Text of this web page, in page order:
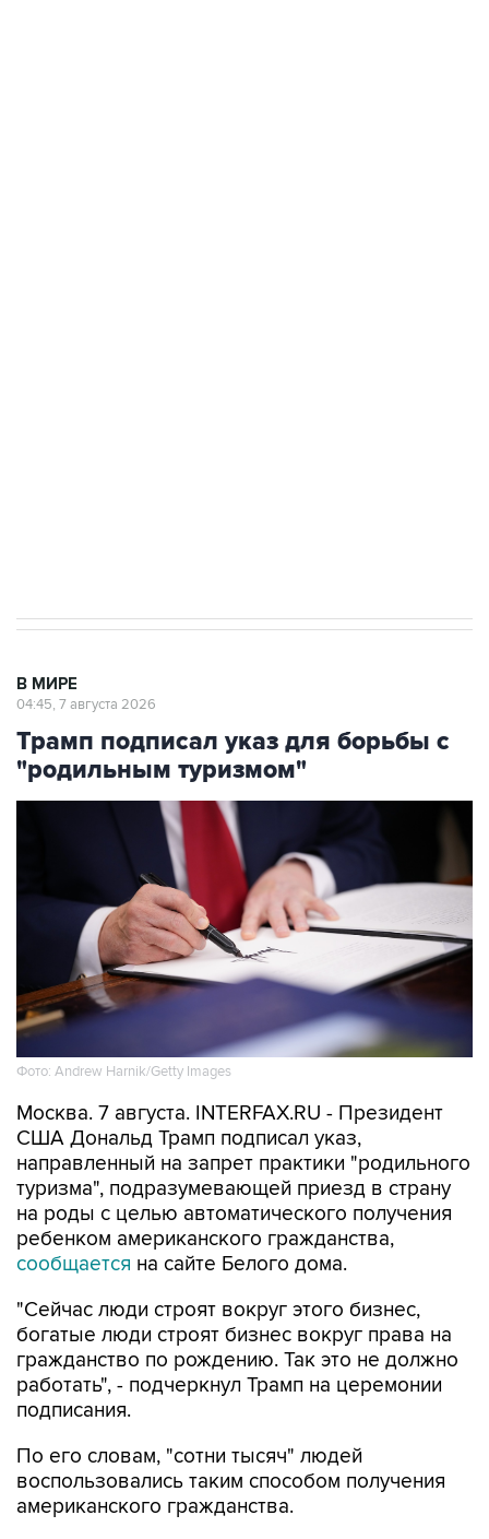
В МИРЕ
04:45, 7 августа 2026
Трамп подписал указ для борьбы с
"родильным туризмом"
Фото: Andrew Harnik/Getty Images
Москва. 7 августа. INTERFAX.RU - Президент
США Дональд Трамп подписал указ,
направленный на запрет практики "родильного
туризма", подразумевающей приезд в страну
на роды с целью автоматического получения
ребенком американского гражданства,
сообщается на сайте Белого дома.
"Сейчас люди строят вокруг этого бизнес,
богатые люди строят бизнес вокруг права на
гражданство по рождению. Так это не должно
работать", - подчеркнул Трамп на церемонии
подписания.
По его словам, "сотни тысяч" людей
воспользовались таким способом получения
американского гражданства.